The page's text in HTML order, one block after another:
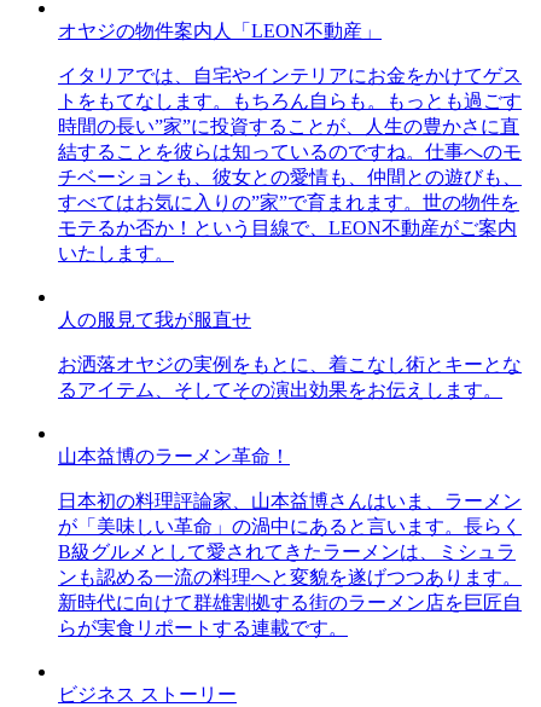
オヤジの物件案内人「LEON不動産」
イタリアでは、自宅やインテリアにお金をかけてゲス
トをもてなします。もちろん自らも。もっとも過ごす
時間の長い”家”に投資することが、人生の豊かさに直
結することを彼らは知っているのですね。仕事へのモ
チベーションも、彼女との愛情も、仲間との遊びも、
すべてはお気に入りの”家”で育まれます。世の物件を
モテるか否か！という目線で、LEON不動産がご案内
いたします。
人の服見て我が服直せ
お洒落オヤジの実例をもとに、着こなし術とキーとな
るアイテム、そしてその演出効果をお伝えします。
山本益博のラーメン革命！
日本初の料理評論家、山本益博さんはいま、ラーメン
が「美味しい革命」の渦中にあると言います。長らく
B級グルメとして愛されてきたラーメンは、ミシュラ
ンも認める一流の料理へと変貌を遂げつつあります。
新時代に向けて群雄割拠する街のラーメン店を巨匠自
らが実食リポートする連載です。
ビジネス ストーリー